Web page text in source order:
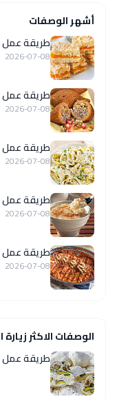
أشهر الوصفات
طريقة عمل
2026-07-08
طريقة عمل
2026-07-08
طريقة عمل
2026-07-08
طريقة عمل رز
2026-07-08
طريقة عمل
2026-07-08
الوصفات الاكثر زيارة
طريقة عمل مَن